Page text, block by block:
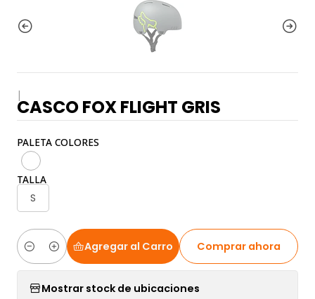
|
CASCO FOX FLIGHT GRIS
PALETA COLORES
TALLA
S
Cantidad
Agregar al Carro Comprar ahora
Mostrar stock de ubicaciones